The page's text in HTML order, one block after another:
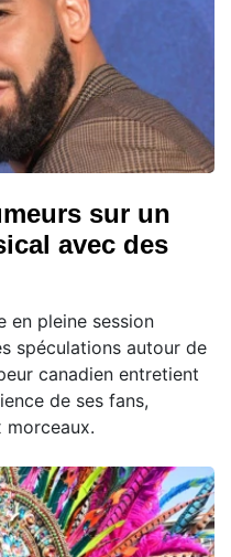
sur un
avec des
en pleine session
spéculations autour de
canadien entretient
de ses fans,
morceaux.